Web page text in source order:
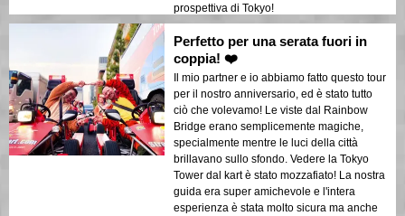
prospettiva di Tokyo!
Perfetto per una serata fuori in
coppia! ❤️
Il mio partner e io abbiamo fatto questo tour
per il nostro anniversario, ed è stato tutto
ciò che volevamo! Le viste dal Rainbow
Bridge erano semplicemente magiche,
specialmente mentre le luci della città
brillavano sullo sfondo. Vedere la Tokyo
Tower dal kart è stato mozzafiato! La nostra
guida era super amichevole e l'intera
esperienza è stata molto sicura ma anche